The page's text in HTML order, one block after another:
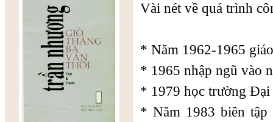
Vài nét về quá trình
* Năm 1962-1965
* 1965 nhập ngũ vào
* 1979 học trường
* Năm 1983 biên tập